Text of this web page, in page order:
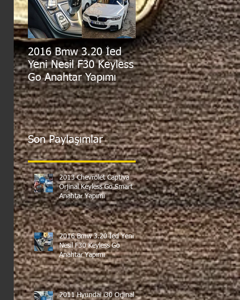
2016 Bmw 3.20 İed
Yeni Nesil F30 Keyless
Go Anahtar Yapımı
2011 Hyundai i30
Orjinal Sustalı
Kumandalı Anahtar
Yapımı
Son Paylaşımlar
2013 Chevrolet Captiva
Orjinal Keyless Go Smart
Anahtar Yapımı
2016 Bmw 3.20 İed Yeni
Nesil F30 Keyless Go
Anahtar Yapımı
2011 Hyundai i30 Orjinal